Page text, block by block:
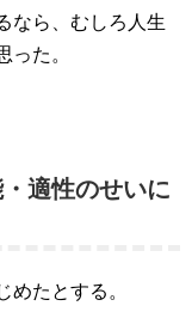
なら、むしろ人生
った。
適性のせいに
めたとする。